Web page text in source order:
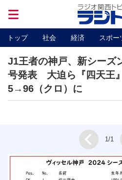
トップ 社会 経済 スポー
J1王者の神戸、新シーズ
号発表 大迫ら『四天王
5→96（クロ）に
Prev 1/1